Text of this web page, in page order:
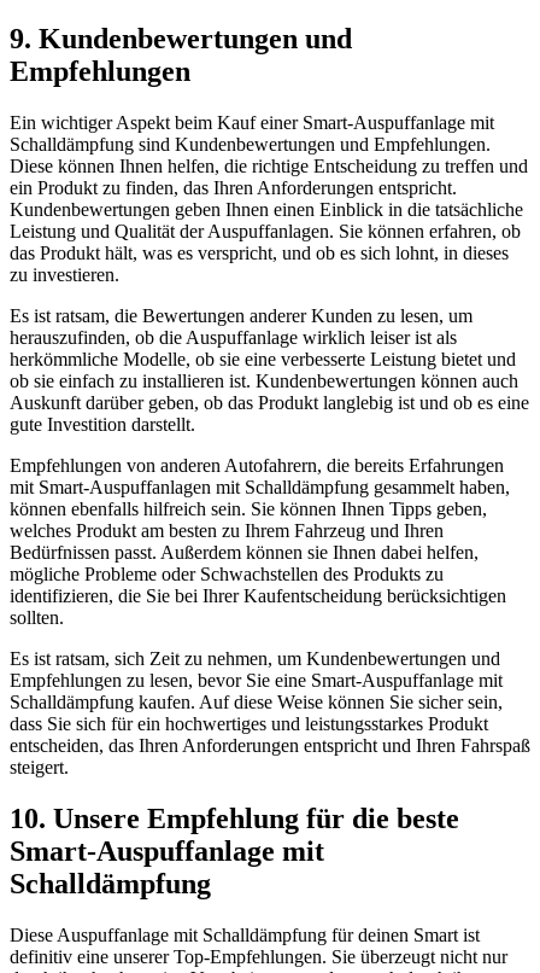
9. Kundenbewertungen und
Empfehlungen
Ein wichtiger Aspekt beim Kauf einer Smart-Auspuffanlage mit
Schalldämpfung sind Kundenbewertungen und Empfehlungen.
Diese können Ihnen helfen, die richtige Entscheidung zu treffen und
ein Produkt zu finden, das Ihren Anforderungen entspricht.
Kundenbewertungen geben Ihnen einen Einblick in die tatsächliche
Leistung und Qualität der Auspuffanlagen. Sie können erfahren, ob
das Produkt hält, was es verspricht, und ob es sich lohnt, in dieses
zu investieren.
Es ist ratsam, die Bewertungen anderer Kunden zu lesen, um
herauszufinden, ob die Auspuffanlage wirklich leiser ist als
herkömmliche Modelle, ob sie eine verbesserte Leistung bietet und
ob sie einfach zu installieren ist. Kundenbewertungen können auch
Auskunft darüber geben, ob das Produkt langlebig ist und ob es eine
gute Investition darstellt.
Empfehlungen von anderen Autofahrern, die bereits Erfahrungen
mit Smart-Auspuffanlagen mit Schalldämpfung gesammelt haben,
können ebenfalls hilfreich sein. Sie können Ihnen Tipps geben,
welches Produkt am besten zu Ihrem Fahrzeug und Ihren
Bedürfnissen passt. Außerdem können sie Ihnen dabei helfen,
mögliche Probleme oder Schwachstellen des Produkts zu
identifizieren, die Sie bei Ihrer Kaufentscheidung berücksichtigen
sollten.
Es ist ratsam, sich Zeit zu nehmen, um Kundenbewertungen und
Empfehlungen zu lesen, bevor Sie eine Smart-Auspuffanlage mit
Schalldämpfung kaufen. Auf diese Weise können Sie sicher sein,
dass Sie sich für ein hochwertiges und leistungsstarkes Produkt
entscheiden, das Ihren Anforderungen entspricht und Ihren Fahrspaß
steigert.
10. Unsere Empfehlung für die beste
Smart-Auspuffanlage mit
Schalldämpfung
Diese Auspuffanlage mit Schalldämpfung für deinen Smart ist
definitiv eine unserer Top-Empfehlungen. Sie überzeugt nicht nur